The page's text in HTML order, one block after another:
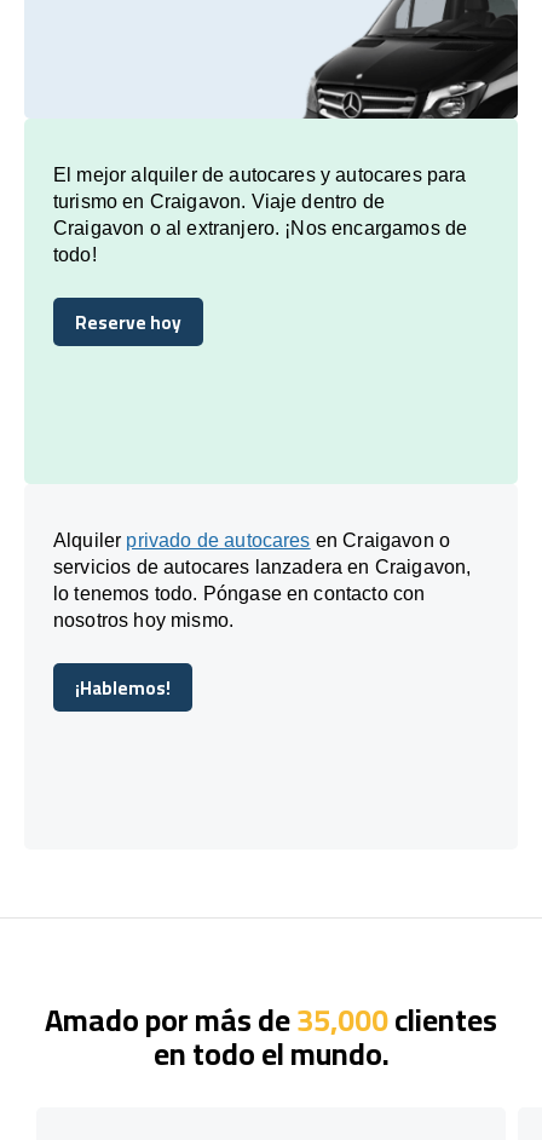
El mejor alquiler de autocares y autocares para
turismo en Craigavon. Viaje dentro de
Craigavon o al extranjero. ¡Nos encargamos de
todo!
Reserve hoy
Reserve hoy
Alquiler privado de autocares en Craigavon o
servicios de autocares lanzadera en Craigavon,
lo tenemos todo. Póngase en contacto con
nosotros hoy mismo.
¡Hablemos!
¡Hablemos!
Amado por más de35,000clientes
en todo el mundo.